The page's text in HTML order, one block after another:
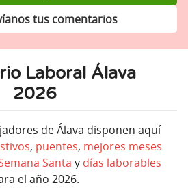
Laboral Álava
2026
de Álava disponen aquí
, puentes, mejores meses
Santa y días laborables
el año 2026.
tus comentarios